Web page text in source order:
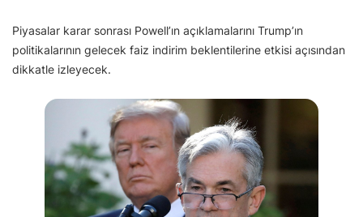
Piyasalar karar sonrası Powell’ın açıklamalarını Trump’ın
politikalarının gelecek faiz indirim beklentilerine etkisi açısından
dikkatle izleyecek.